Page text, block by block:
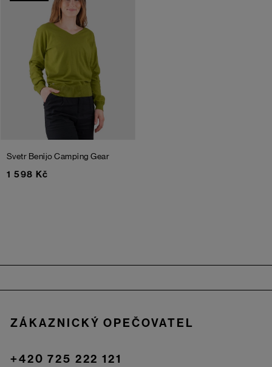
Svetr BenijoCamping Gear
1 598 Kč
ZÁKAZNICKÝ OPEČOVATEL
+420 725 222 121